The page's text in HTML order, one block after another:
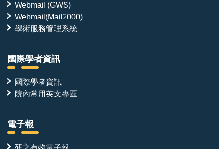
Webmail (GWS)
Webmail(Mail2000)
學術服務管理系統
國際學者資訊
國際學者資訊
院內常用英文專區
電子報
研之有物電子報